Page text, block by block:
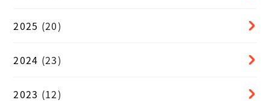
2025 (20)
2024 (23)
2023 (12)